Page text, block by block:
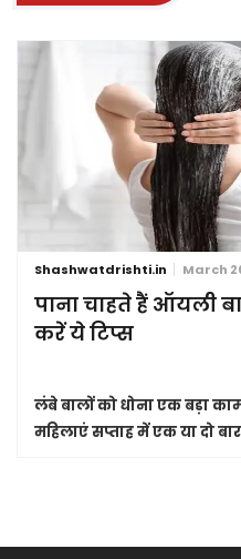
Shashwatdrishti.in March
पाना चाहते हैं ऑयली
करें ये टिप्स
लंबे बालों को धोना एक बड़ा
महिलाएं सप्ताह में एक या दो